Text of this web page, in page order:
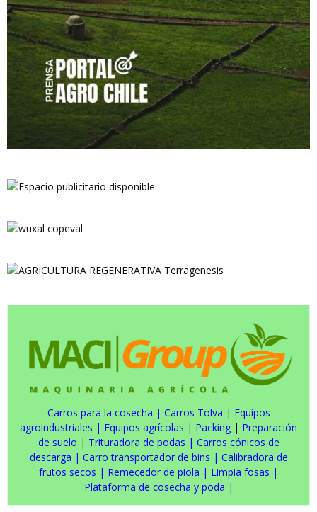
Carros para la cosecha | Carros Tolva | Equipos
agroindustriales | Equipos agrícolas | Packing | Preparación
de suelo | Trituradora de podas | Carros cónicos de
descarga | Carro transportador de bins | Calibradora de
frutos secos | Remecedor de piola | Limpia fosas |
Plataforma de cosecha y poda |